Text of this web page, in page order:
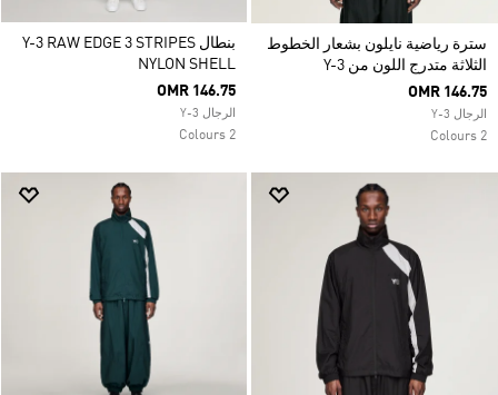
سترة رياضية نايلون بشعار الخطوط
الثلاثة متدرج اللون من Y-3
OMR 146.75
الرجال Y-3
2 Colours
بنطال Y-3 RAW EDGE 3 STRIPES
NYLON SHELL
OMR 146.75
الرجال Y-3
2 Colours